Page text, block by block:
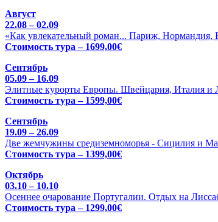
Август
22.08 – 02.09
«Как увлекательный роман... Париж, Нормандия,
Стоимость тура – 1699,00€
Сентябрь
05.09 – 16.09
Элитные курорты Европы. Швейцария, Италия и
Стоимость тура – 1599,00€
Сентябрь
19.09 – 26.09
Две жемчужины средиземноморья - Сицилия и
Стоимость тура – 1399,00€
Октябрь
03.10 – 10.10
Осеннее очарование Португалии. Отдых на
Стоимость тура – 1299,00€